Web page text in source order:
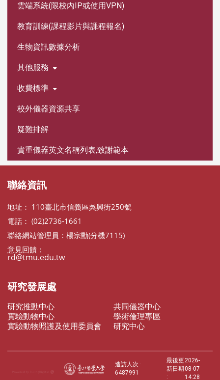
雲端系統(限校內IP或使用VPN)
教育訓練(課程影片與課程報名)
生物資訊數據分析
其他服務
收費標準
校外儀器資源共享
疑難排解
貴重儀器英文名稱列表,致謝範本
聯絡資訊
地址： 110臺北市信義區吳興街250號
電話： (02)2736-1661
聯絡網站管理員：楊宗勳(分機7115)
意見回饋：
rd@tmu.edu.tw
研究發展處
研究推動中心
共同儀器中心
實驗動物中心
學術倫理專區
實驗動物照護及使用委員會
研究中心
造訪人次 :
6487991
最後更
新日期
:
2026-
08-07
14:28